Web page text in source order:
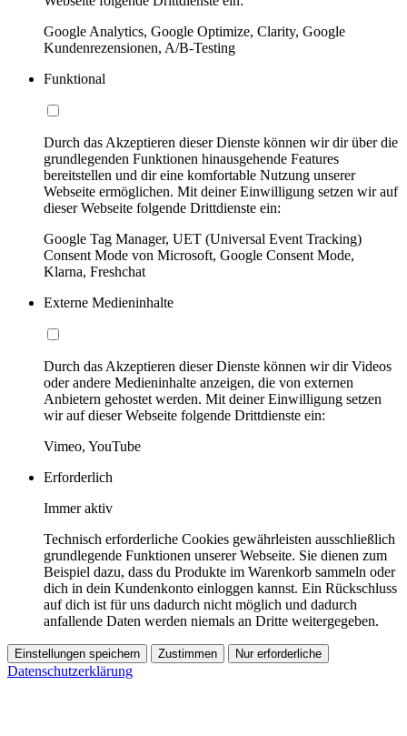
Google Analytics, Google Optimize, Clarity, Google
Kundenrezensionen, A/B-Testing
Funktional
Durch das Akzeptieren dieser Dienste können wir dir über die
grundlegenden Funktionen hinausgehende Features
bereitstellen und dir eine komfortable Nutzung unserer
Webseite ermöglichen. Mit deiner Einwilligung setzen wir auf
dieser Webseite folgende Drittdienste ein:
Google Tag Manager, UET (Universal Event Tracking)
Consent Mode von Microsoft, Google Consent Mode,
Klarna, Freshchat
Externe Medieninhalte
Durch das Akzeptieren dieser Dienste können wir dir Videos
oder andere Medieninhalte anzeigen, die von externen
Anbietern gehostet werden. Mit deiner Einwilligung setzen
wir auf dieser Webseite folgende Drittdienste ein:
Vimeo, YouTube
Erforderlich
Immer aktiv
Technisch erforderliche Cookies gewährleisten ausschließlich
grundlegende Funktionen unserer Webseite. Sie dienen zum
Beispiel dazu, dass du Produkte im Warenkorb sammeln oder
dich in dein Kundenkonto einloggen kannst. Ein Rückschluss
auf dich ist für uns dadurch nicht möglich und dadurch
anfallende Daten werden niemals an Dritte weitergegeben.
Einstellungen speichern Zustimmen Nur erforderliche
Datenschutzerklärung